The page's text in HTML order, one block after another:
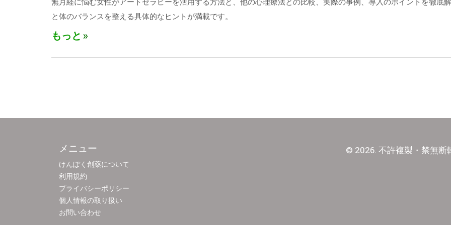
と体のバランスを整える具体的なヒントが満載です。
もっと
メニュー
けんぽく創薬について
利用規約
プライバシーポリシー
個人情報の取り扱い
お問い合わせ
© 2026. 不許複製・禁無断